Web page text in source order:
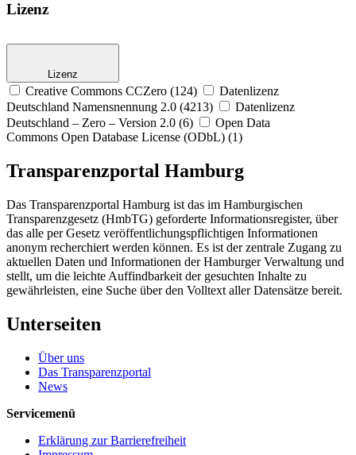
Lizenz
Lizenz
Creative Commons CCZero (124)
Datenlizenz
Deutschland Namensnennung 2.0 (4213)
Datenlizenz
Deutschland – Zero – Version 2.0 (6)
Open Data
Commons Open Database License (ODbL) (1)
Transparenzportal Hamburg
Das Transparenzportal Hamburg ist das im Hamburgischen
Transparenzgesetz (HmbTG) geforderte Informationsregister, über
das alle per Gesetz veröffentlichungspflichtigen Informationen
anonym recherchiert werden können. Es ist der zentrale Zugang zu
aktuellen Daten und Informationen der Hamburger Verwaltung und
stellt, um die leichte Auffindbarkeit der gesuchten Inhalte zu
gewährleisten, eine Suche über den Volltext aller Datensätze bereit.
Unterseiten
Über uns
Das Transparenzportal
News
Servicemenü
Erklärung zur Barrierefreiheit